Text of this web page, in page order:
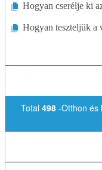
Hogyan cserélje ki
Hogyan teszteljük a
Total 498-Otthon és